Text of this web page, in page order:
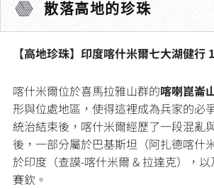
散落高地的珍珠
【高地珍珠】印度喀什米爾七大湖健行
喀什米爾位於喜馬拉雅山群的喀喇崑崙
形與位處地區，使得這裡成為兵家的必
統治結束後，喀什米爾經歷了一段混亂
後，一部分屬於巴基斯坦（阿扎德喀什
於印度（查謨-喀什米爾 & 拉達克），
賽欽。